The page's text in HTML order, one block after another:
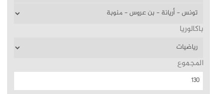
باكالوريا
المجموع